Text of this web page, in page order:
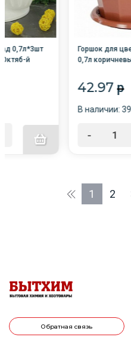
0,7л*3шт
й
Горшок для
0,7л
42.97 p
В наличии: 39
-
1 2
Обратная связь